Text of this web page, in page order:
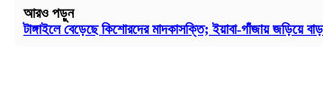
আরও পড়ুন
টাঙ্গাইলে বেড়েছে কিশোরদের মাদকাসক্তি; ইয়াবা-গাঁজায় জড়িয়ে